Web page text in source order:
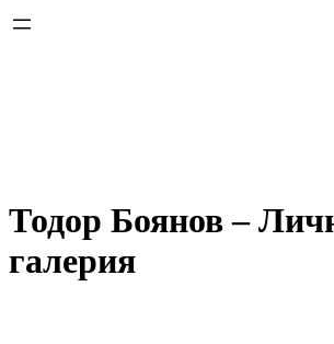
Тодор Боянов –
галерия